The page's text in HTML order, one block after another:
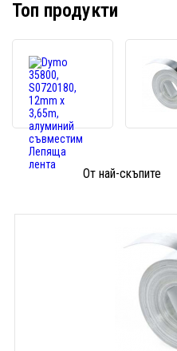
Топ продукти
x
съвместим
лента
От най-скъпите